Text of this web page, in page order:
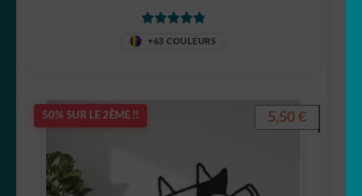
+63 COULEURS
50% SUR LE 2ÈME !! 5,50 €